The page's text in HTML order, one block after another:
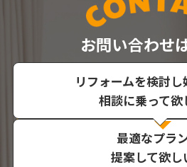
お問い合わせ
リフォームを検討
相談に乗って欲
最適なプラ
提案して欲し